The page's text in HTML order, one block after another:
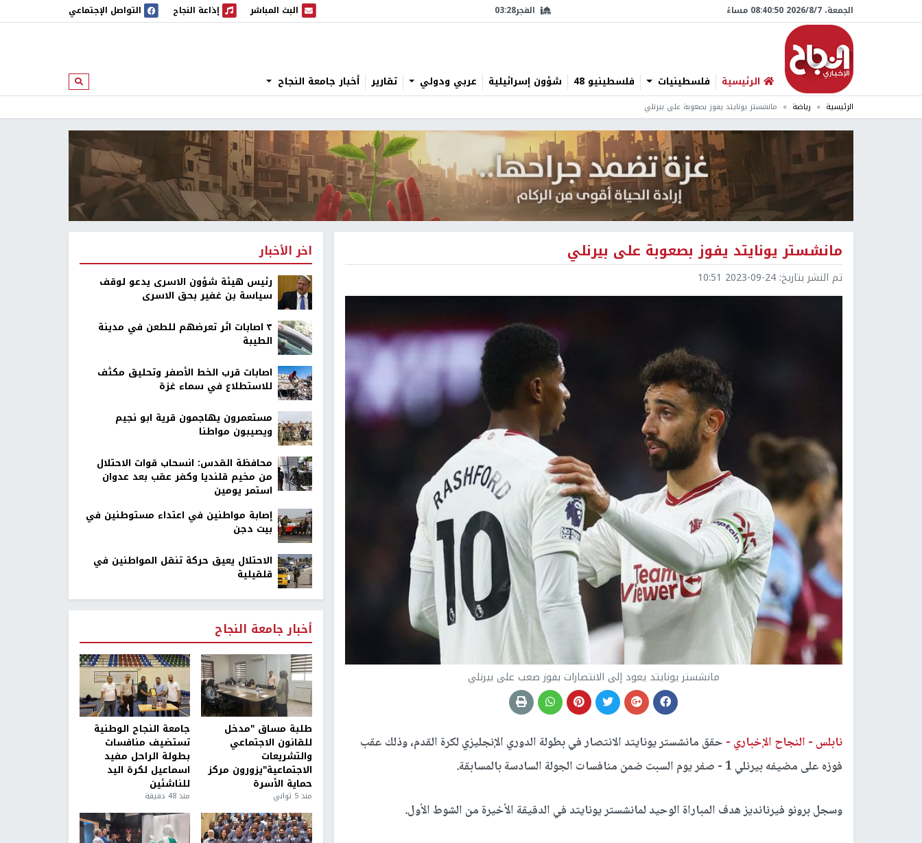
الجمعة، 7/‏8/‏2026 08:40:51 مساءً الفجر03:28 البث المباشر
البث المباشر إذاعة النجاح
إذاعة النجاح التواصل الإجتماعي
الرئيسية فلسطينيات فلسطينيو 48 شؤون إسرائيلية عربي ودولي تقارير أخبار جامعة النجاح ابحث
الرئيسية رياضة مانشستر يونايتد يفوز بصعوبة على بيرنلي
مانشستر يونايتد يفوز بصعوبة على بيرنلي
تم النشر بتاريخ: 2023-09-24 10:51
مانشستر يونايتد يعود إلى الانتصارات بفوز صعب على بيرنلي
نابلس - النجاح الإخباري - حقق مانشستر يونايتد الانتصار في بطولة الدوري الإنجليزي لكرة القدم، وذلك عقب
فوزه على مضيفه بيرنلي 1 - صفر يوم السبت ضمن منافسات الجولة السادسة بالمسابقة.
وسجل برونو فيرنانديز هدف المباراة الوحيد لمانشستر يونايتد في الدقيقة الأخيرة من الشوط الأول.
اخر الأخبار
رئيس هيئة شؤون الاسرى يدعو لوقف
سياسة بن غفير بحق الاسرى
٣ اصابات اثر تعرضهم للطعن في مدينة
الطيبة
اصابات قرب الخط الأصفر وتحليق مكثف
للاستطلاع في سماء غزة
مستعمرون يهاجمون قرية ابو نجيم
ويصيبون مواطنا
محافظة القدس: انسحاب قوات الاحتلال
من مخيم قلنديا وكفر عقب بعد عدوان
استمر يومين
إصابة مواطنين في اعتداء مستوطنين في
بيت دجن
الاحتلال يعيق حركة تنقل المواطنين في
قلقيلية
أخبار جامعة النجاح
طلبة مساق "مدخل
للقانون الاجتماعي
والتشريعات
الاجتماعية"يزورون مركز
حماية الأسرة
منذ 5 ثواني
جامعة النجاح الوطنية
تستضيف منافسات
بطولة الراحل مفيد
اسماعيل لكرة اليد
للناشئين
منذ 48 دقيقة